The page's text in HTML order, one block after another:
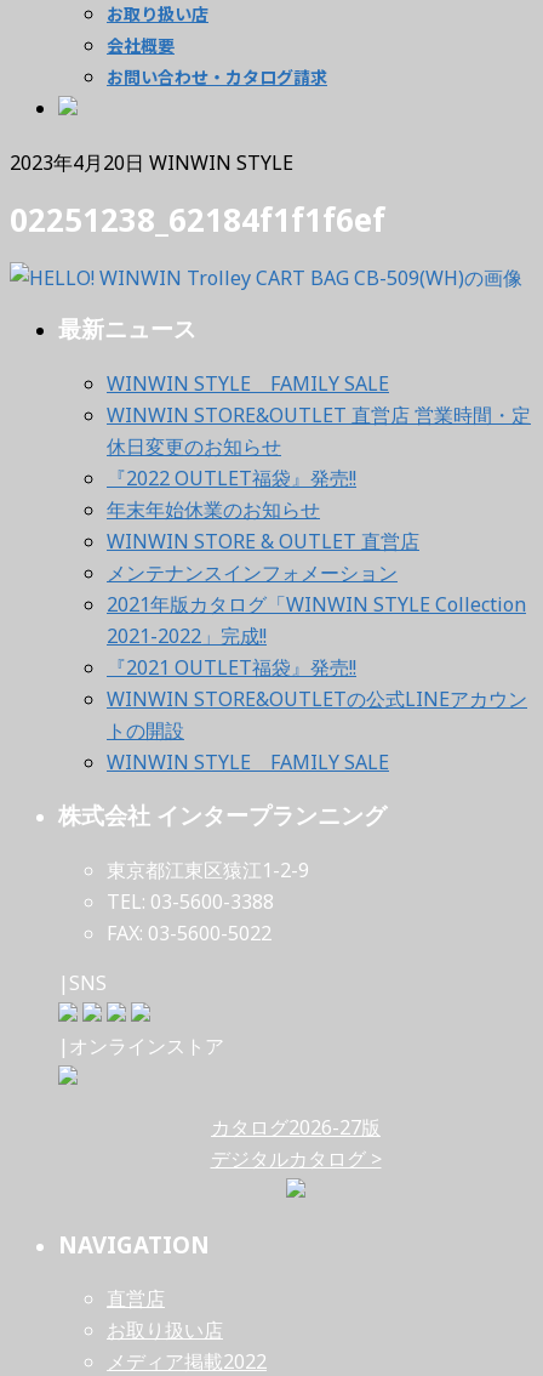
お取り扱い店
会社概要
お問い合わせ・カタログ請求
2023年4月20日 WINWIN STYLE
02251238_62184f1f1f6ef
最新ニュース
WINWIN STYLE FAMILY SALE
WINWIN STORE&OUTLET 直営店 営業時間・定
休日変更のお知らせ
『2022 OUTLET福袋』発売!!
年末年始休業のお知らせ
WINWIN STORE & OUTLET 直営店
メンテナンスインフォメーション
2021年版カタログ「WINWIN STYLE Collection
2021-2022」完成!!
『2021 OUTLET福袋』発売!!
WINWIN STORE&OUTLETの公式LINEアカウン
トの開設
WINWIN STYLE FAMILY SALE
株式会社 インタープランニング
東京都江東区猿江1-2-9
TEL: 03-5600-3388
FAX: 03-5600-5022
|SNS
|オンラインストア
カタログ2026-27版
デジタルカタログ >
NAVIGATION
直営店
お取り扱い店
メディア掲載2022